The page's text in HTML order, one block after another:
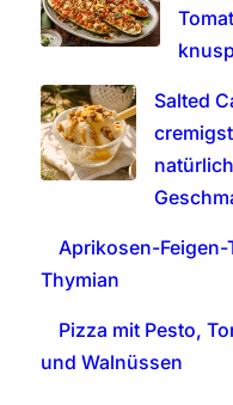
Salted
Aprikosen-Feigen-
Thymian
Pizza mit Pesto,
und Walnüssen